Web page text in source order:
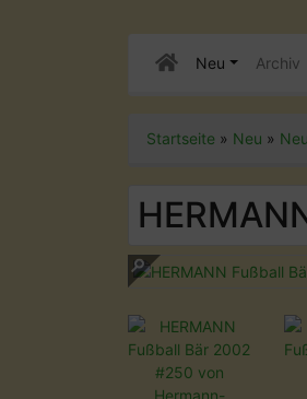
Neu Archiv
Startseite » Neu »